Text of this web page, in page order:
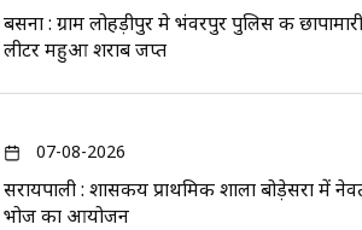
बसना : ग्राम लोहड़ीपुर मे भंवरपुर पुलिस की
लीटर महुआ शराब जप्त
07-08-2026
सरायपाली : शासकीय प्राथमिक शाला बोड़ेसरा में
भोज का आयोजन